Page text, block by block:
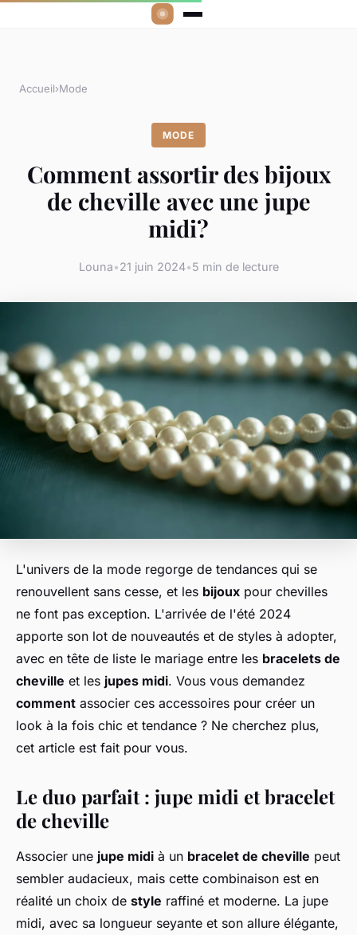
Accueil›Mode
MODE
Comment assortir des bijoux
de cheville avec une jupe
midi?
Louna•21 juin 2024•5 min de lecture
L'univers de la mode regorge de tendances qui se
renouvellent sans cesse, et les bijoux pour chevilles
ne font pas exception. L'arrivée de l'été 2024
apporte son lot de nouveautés et de styles à adopter,
avec en tête de liste le mariage entre les bracelets de
cheville et les jupes midi. Vous vous demandez
comment associer ces accessoires pour créer un
look à la fois chic et tendance ? Ne cherchez plus,
cet article est fait pour vous.
Le duo parfait : jupe midi et bracelet
de cheville
Associer une jupe midi à un bracelet de cheville peut
sembler audacieux, mais cette combinaison est en
réalité un choix de style raffiné et moderne. La jupe
midi, avec sa longueur seyante et son allure élégante,